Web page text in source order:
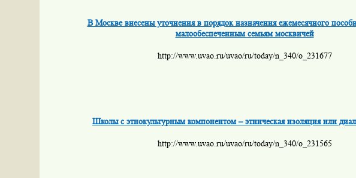
В Москве внесены уточнения в порядок назначения ежемесячного
малообеспеченным семьям москвичей
http://www.uvao.ru/uvao/ru/today/n_340/o_231677
Школы с этнокультурным компонентом – этническая изоляция или
http://www.uvao.ru/uvao/ru/today/n_340/o_231565